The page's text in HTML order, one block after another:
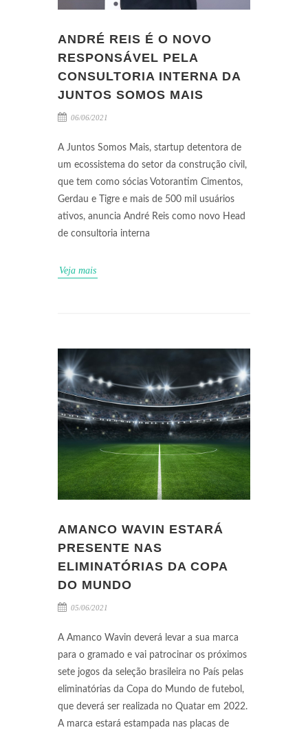
ANDRÉ REIS É O NOVO
RESPONSÁVEL PELA
CONSULTORIA INTERNA DA
JUNTOS SOMOS MAIS
06/06/2021
A Juntos Somos Mais, startup detentora de
um ecossistema do setor da construção civil,
que tem como sócias Votorantim Cimentos,
Gerdau e Tigre e mais de 500 mil usuários
ativos, anuncia André Reis como novo Head
de consultoria interna
Veja mais
AMANCO WAVIN ESTARÁ
PRESENTE NAS
ELIMINATÓRIAS DA COPA
DO MUNDO
05/06/2021
A Amanco Wavin deverá levar a sua marca
para o gramado e vai patrocinar os próximos
sete jogos da seleção brasileira no País pelas
eliminatórias da Copa do Mundo de futebol,
que deverá ser realizada no Quatar em 2022.
A marca estará estampada nas placas de